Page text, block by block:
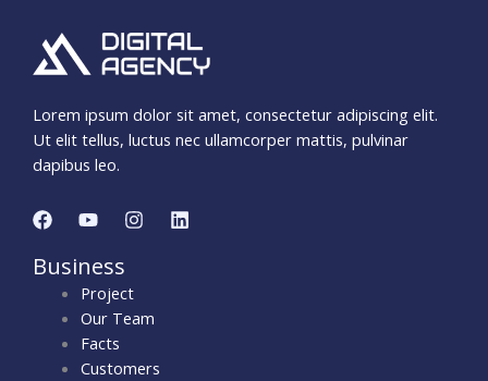
Lorem ipsum dolor sit amet, consectetur adipiscing elit.
Ut elit tellus, luctus nec ullamcorper mattis, pulvinar
dapibus leo.
Business
Project
Our Team
Facts
Customers